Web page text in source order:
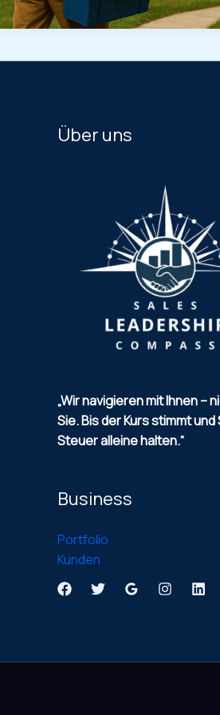
Über uns
„Wir navigieren mit Ihnen –
Sie.Bis der Kurs stimmt und
Steuer alleine halten.“
Business
Portfolio
Kunden